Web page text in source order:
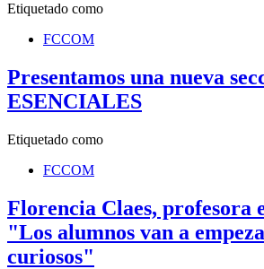
Etiquetado como
FCCOM
Presentamos una nueva
ESENCIALES
Etiquetado como
FCCOM
Florencia Claes, profesora
"Los alumnos van a
curiosos"